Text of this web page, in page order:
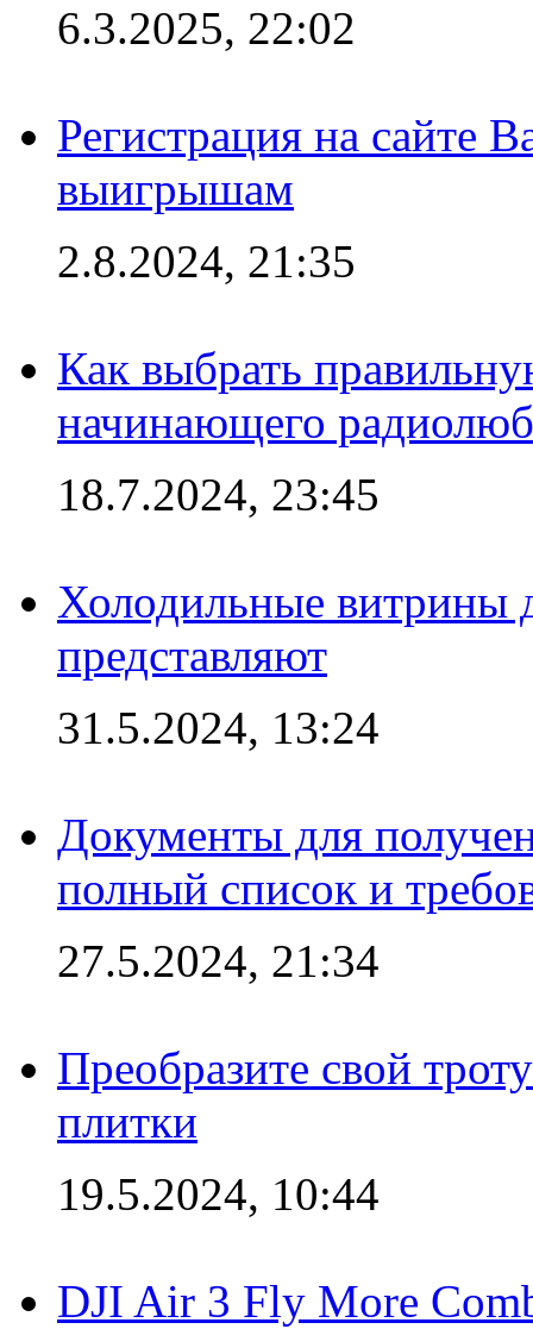
6.3.2025, 22:02
Регистрация на сайте
выигрышам
2.8.2024, 21:35
Как выбрать
начинающего
18.7.2024, 23:45
Холодильные витрины
представляют
31.5.2024, 13:24
Документы для
полный список и
27.5.2024, 21:34
Преобразите свой
плитки
19.5.2024, 10:44
DJI Air 3 Fly More